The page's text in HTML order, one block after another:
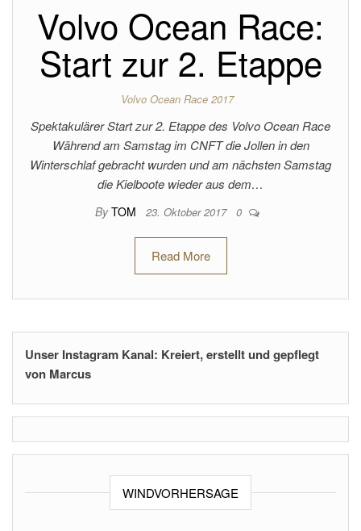
Volvo Ocean Race:
Start zur 2. Etappe
Volvo Ocean Race 2017
Spektakulärer Start zur 2. Etappe des Volvo Ocean Race
Während am Samstag im CNFT die Jollen in den
Winterschlaf gebracht wurden und am nächsten Samstag
die Kielboote wieder aus dem…
By TOM 23. Oktober 2017 0
Read More
Unser Instagram Kanal: Kreiert, erstellt und gepflegt
von Marcus
WINDVORHERSAGE